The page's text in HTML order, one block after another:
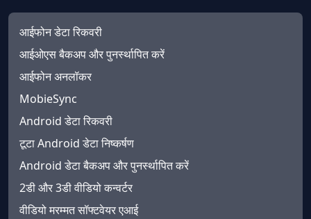
आईफोन डेटा रिकवरी
आईओएस बैकअप और पुनर्स्थापित करें
आईफोन अनलॉकर
MobieSync
Android डेटा रिकवरी
टूटा Android डेटा निष्कर्षण
Android डेटा बैकअप और पुनर्स्थापित करें
2डी और 3डी वीडियो कन्वर्टर
वीडियो मरम्मत सॉफ्टवेयर एआई